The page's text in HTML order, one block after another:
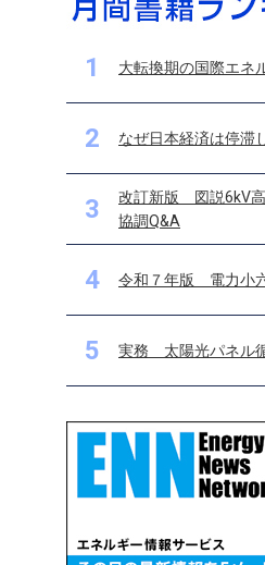
1 大転換期の国際エネ
2 なぜ日本経済は停滞
3
改訂新版 図説6kV
協調Q&A
4 令和７年版 電力小
5 実務 太陽光パネル